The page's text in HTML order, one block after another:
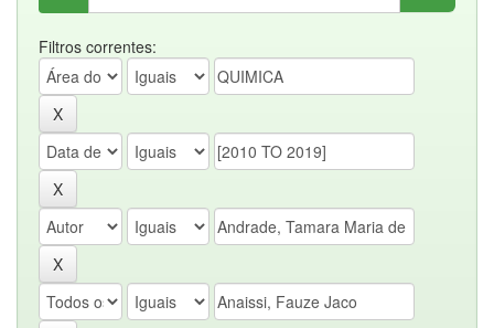
Filtros correntes: